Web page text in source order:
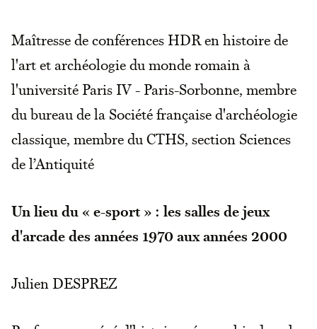
Maîtresse de conférences HDR en histoire de
l'art et archéologie du monde romain à
l'université Paris IV - Paris-Sorbonne, membre
du bureau de la Société française d'archéologie
classique, membre du CTHS, section Sciences
de l’Antiquité
Un lieu du « e-sport » : les salles de jeux
d'arcade des années 1970 aux années 2000
Julien DESPREZ